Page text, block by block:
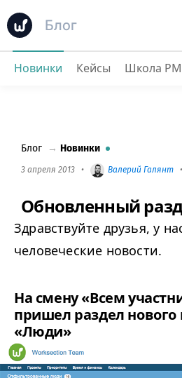
Блог
Обновленный раздел Люди
Новинки Кейсы Школа PM
Блог → Новинки
3 апреля 2013 • Валерий Галянт
Обновленный
Здравствуйте друзья, у
человеческие новости.
На смену «Всем
пришел раздел
«Люди»